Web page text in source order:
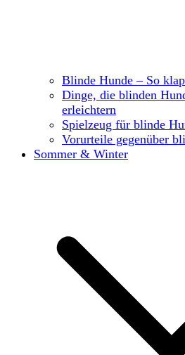
Blinde Hunde – So
Dinge, die blinden
erleichtern
Spielzeug für blinde
Vorurteile gegenüber
Sommer & Winter